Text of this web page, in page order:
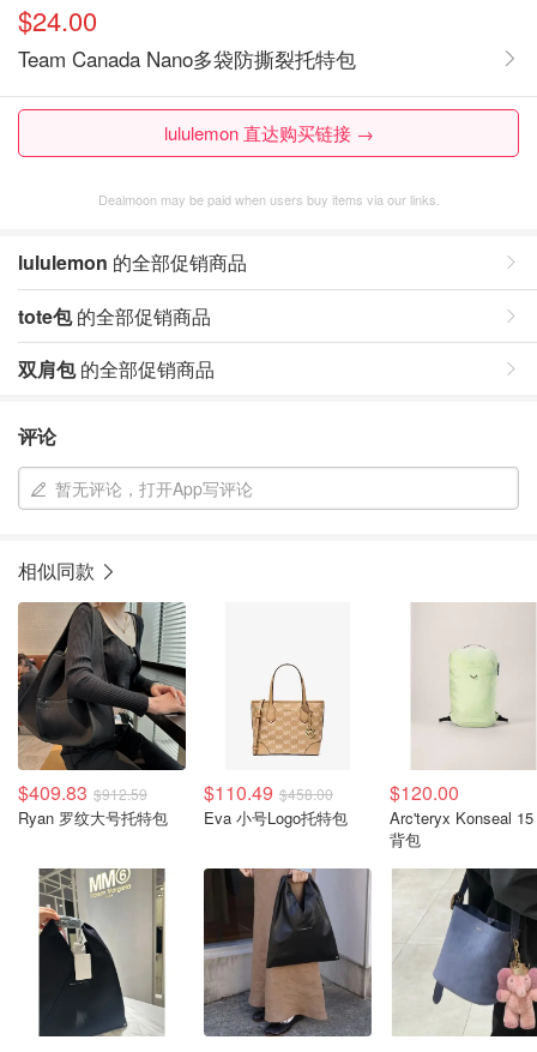
$24.00
Team Canada Nano多袋防撕裂托特包
lululemon 直达购买链接 →
Dealmoon may be paid when users buy items via our links.
lululemon 的全部促销商品
tote包的全部促销商品
双肩包的全部促销商品
评论
暂无评论，打开App写评论
相似同款
$409.83 $912.59
Ryan 罗纹大号托特包
$110.49 $458.00
Eva 小号Logo托特包
$120.00
Arc'teryx Konseal
背包